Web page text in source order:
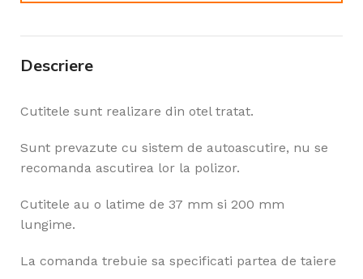
Descriere
Cutitele sunt realizare din otel tratat.
Sunt prevazute cu sistem de autoascutire, nu se
recomanda ascutirea lor la polizor.
Cutitele au o latime de 37 mm si 200 mm
lungime.
La comanda trebuie sa specificati partea de taiere